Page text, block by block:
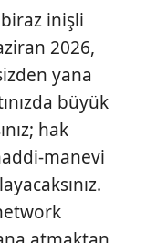
biraz inişli
2026,
yana
büyük
hak
manevi